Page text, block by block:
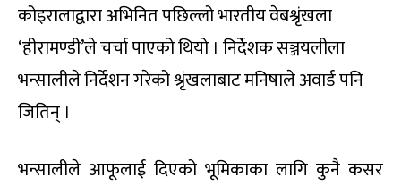
कोइरालाद्वारा अभिनित पछिल्लो भारतीय वेबश्रृंखला
‘हीरामण्डी’ले चर्चा पाएको थियो । निर्देशक सञ्जयलीला
भन्सालीले निर्देशन गरेको श्रृंखलाबाट मनिषाले अवार्ड पनि
जितिन् ।
भन्सालीले आफूलाई दिएको भूमिकाका लागि कुनै कसर